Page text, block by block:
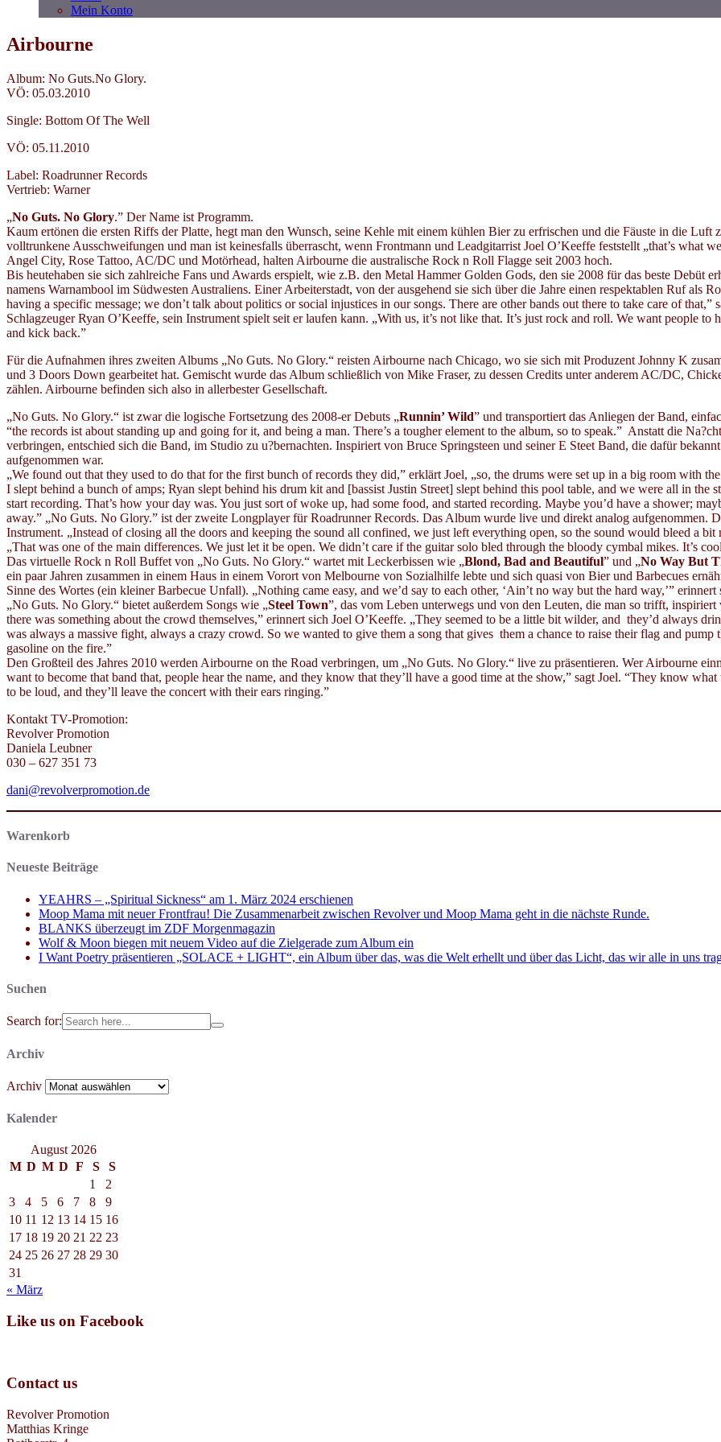
Mein Konto
Airbourne
Album: No Guts.No Glory.
VÖ: 05.03.2010
Single: Bottom Of The Well
VÖ: 05.11.2010
Label: Roadrunner Records
Vertrieb: Warner
„No Guts. No Glory.” Der Name ist Programm.
Kaum ertönen die ersten Riffs der Platte, hegt man den Wunsch, seine Kehle mit einem kühlen Bier zu erfrischen und die Fäuste in die
volltrunkene Ausschweifungen und man ist keinesfalls überrascht, wenn Frontmann und Leadgitarrist Joel O’Keeffe feststellt „that’s what
Angel City, Rose Tattoo, AC/DC und Motörhead, halten Airbourne die australische Rock n Roll Flagge seit 2003 hoch.
Bis heutehaben sie sich zahlreiche Fans und Awards erspielt, wie z.B. den Metal Hammer Golden Gods, den sie 2008 für das beste Debüt
namens Warnambool im Südwesten Australiens. Einer Arbeiterstadt, von der ausgehend sie sich über die Jahre einen respektablen Ruf als
having a specific message; we don’t talk about politics or social injustices in our songs. There are other bands out there to take care of
Schlagzeuger Ryan O’Keeffe, sein Instrument spielt seit er laufen kann. „With us, it’s not like that. It’s just rock and roll. We want people
and kick back.”
Für die Aufnahmen ihres zweiten Albums „No Guts. No Glory.“ reisten Airbourne nach Chicago, wo sie sich mit Produzent Johnny K
und 3 Doors Down gearbeitet hat. Gemischt wurde das Album schließlich von Mike Fraser, zu dessen Credits unter anderem AC/DC,
zählen. Airbourne befinden sich also in allerbester Gesellschaft.
„No Guts. No Glory.“ ist zwar die logische Fortsetzung des 2008-er Debuts „Runnin’ Wild” und transportiert das Anliegen der Band,
“the records ist about standing up and going for it, and being a man. There’s a tougher element to the album, so to speak.” Anstatt die
verbringen, entschied sich die Band, im Studio zu u?bernachten. Inspiriert von Bruce Springsteen und seiner E Steet Band, die dafür
aufgenommen war.
„We found out that they used to do that for the first bunch of records they did,” erklärt Joel, „so, the drums were set up in a big room with
I slept behind a bunch of amps; Ryan slept behind his drum kit and [bassist Justin Street] slept behind this pool table, and we were all in the
start recording. That’s how your day was. You just sort of woke up, had some food, and started recording. Maybe you’d have a shower;
away.” „No Guts. No Glory.” ist der zweite Longplayer für Roadrunner Records. Das Album wurde live und direkt analog aufgenommen.
Instrument. „Instead of closing all the doors and keeping the sound all confined, we just left everything open, so the sound would bleed a
„That was one of the main differences. We just let it be open. We didn’t care if the guitar solo bled through the bloody cymbal mikes. It’s
Das virtuelle Rock n Roll Buffet von „No Guts. No Glory.“ wartet mit Leckerbissen wie „Blond, Bad and Beautiful” und „No Way But
ein paar Jahren zusammen in einem Haus in einem Vorort von Melbourne von Sozialhilfe lebte und sich quasi von Bier und Barbecues
Sinne des Wortes (ein kleiner Barbecue Unfall). „Nothing came easy, and we’d say to each other, ‘Ain’t no way but the hard way,’” erinnert
„No Guts. No Glory.“ bietet außerdem Songs wie „Steel Town”, das vom Leben unterwegs und von den Leuten, die man so trifft,
there was something about the crowd themselves,” erinnert sich Joel O’Keeffe. „They seemed to be a little bit wilder, and they’d always
was always a massive fight, always a crazy crowd. So we wanted to give them a song that gives them a chance to raise their flag and
gasoline on the fire.”
Den Großteil des Jahres 2010 werden Airbourne on the Road verbringen, um „No Guts. No Glory.“ live zu präsentieren. Wer Airbourne
want to become that band that, people hear the name, and they know that they’ll have a good time at the show,” sagt Joel. “They know
to be loud, and they’ll leave the concert with their ears ringing.”
Kontakt TV-Promotion:
Revolver Promotion
Daniela Leubner
030 – 627 351 73
dani@revolverpromotion.de
Warenkorb
Neueste Beiträge
YEAHRS – „Spiritual Sickness“ am 1. März 2024 erschienen
Moop Mama mit neuer Frontfrau! Die Zusammenarbeit zwischen Revolver und Moop Mama geht in die nächste Runde.
BLANKS überzeugt im ZDF Morgenmagazin
Wolf & Moon biegen mit neuem Video auf die Zielgerade zum Album ein
I Want Poetry präsentieren „SOLACE + LIGHT“, ein Album über das, was die Welt erhellt und über das Licht, das wir alle in uns
Suchen
Search for:
Archiv
Archiv
Kalender
August 2026
M D M D F S
S
1
2
3
4 5 6 7 8
9
10 11 12 13 14 15 16
17 18 19 20 21 22 23
24 25 26 27 28 29 30
31
« März
Like us on Facebook
Contact us
Revolver Promotion
Matthias Kringe